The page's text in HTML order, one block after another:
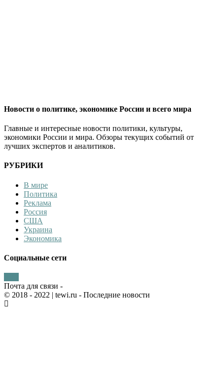
Новости о политике, экономике России и всего мира
Главные и интересные новости политики, культуры,
экономики России и мира. Обзоры текущих событий от
лучших экспертов и аналитиков.
РУБРИКИ
В мире
Политика
Реклама
Россия
США
Украина
Экономика
Социальные сети
Почта для связи -
© 2018 - 2022 | tewi.ru - Последние новости